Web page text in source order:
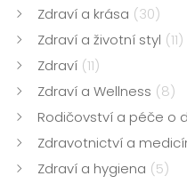
Zdraví a krása (30)
Zdraví a životní styl (11)
Zdraví (11)
Zdraví a Wellness (8)
Rodičovství a péče o
Zdravotnictví a
Zdraví a hygiena (5)